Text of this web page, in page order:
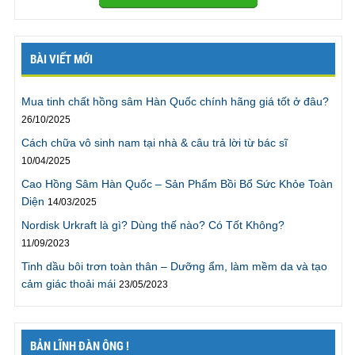
mái mà không lo “hết xăng”. Tôi có thể cho vợ lên
nghĩ mình có thể nói chuyện này, nhưng bởi vì
chương trình không phải gặp trực tiếp, và tôi đằng
nào cũng dùng tên giả, nên tôi mới có thể nói ra điều
này. Cảm ơn chương trình.”
“Tôi đã
đây, sự thực thật tuyệt vời, rất cảm ơn chương trình”
“Tôi rất cảm ơn vì hiện giờ tôi đã có thể kéo dài thời
gian quan hệ với vợ gấp 4 lần trước đây mà không hề
gặp khó khăn gì. Giờ chúng tôi có thể có thời gian để
như trước đây. Thật ra tôi có thể kéo dài hơn nhưng
sẽ rất mệt, vì vậy tôi sẽ làm theo lời khuyên là phải tập
BÀI VIẾT MỚI
Mua tinh chất hồng sâm Hàn Quốc chính hãng giá tốt ở đâu?
26/10/2025
Cách chữa vô sinh nam tại nhà & câu trả lời từ bác sĩ
10/04/2025
Cao Hồng Sâm Hàn Quốc – Sản Phẩm Bồi Bổ Sức Khỏe Toàn
Diện 14/03/2025
Nordisk Urkraft là gì? Dùng thế nào? Có Tốt Không?
11/09/2023
Tinh dầu bôi trơn toàn thân – Dưỡng ẩm, làm mềm da và tạo
cảm giác thoải mái 23/05/2023
BẢN LĨNH ĐÀN ÔNG !